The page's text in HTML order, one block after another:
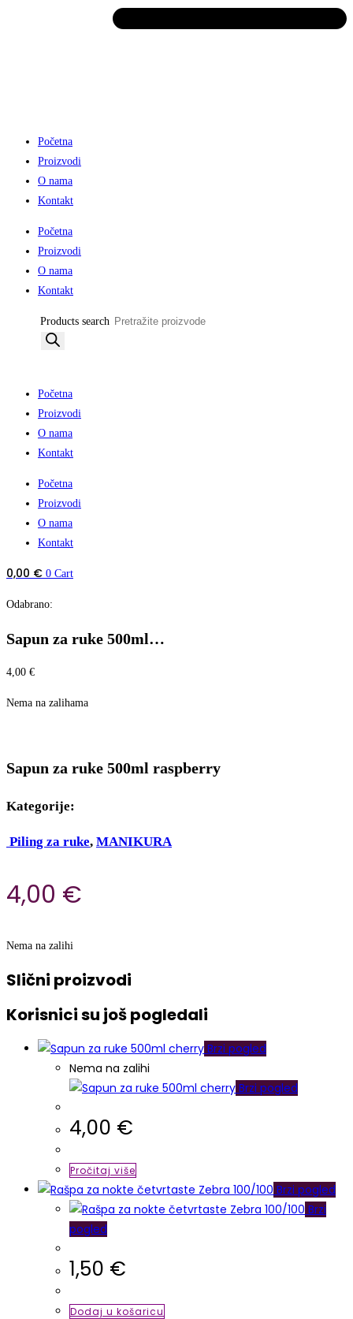
Početna
Proizvodi
O nama
Kontakt
Početna
Proizvodi
O nama
Kontakt
Products search
Početna
Proizvodi
O nama
Kontakt
Početna
Proizvodi
O nama
Kontakt
0,00 € 0 Cart
Odabrano:
Sapun za ruke 500ml…
4,00 €
Nema na zalihama
Sapun za ruke 500ml raspberry
Kategorije:
Piling za ruke, MANIKURA
4,00 €
Nema na zalihi
Slični proizvodi
Korisnici su još pogledali
Brzi pogled
Nema na zalihi
Brzi pogled
4,00 €
Pročitaj više
Brzi pogled
Brzi
pogled
1,50 €
Dodaj u košaricu